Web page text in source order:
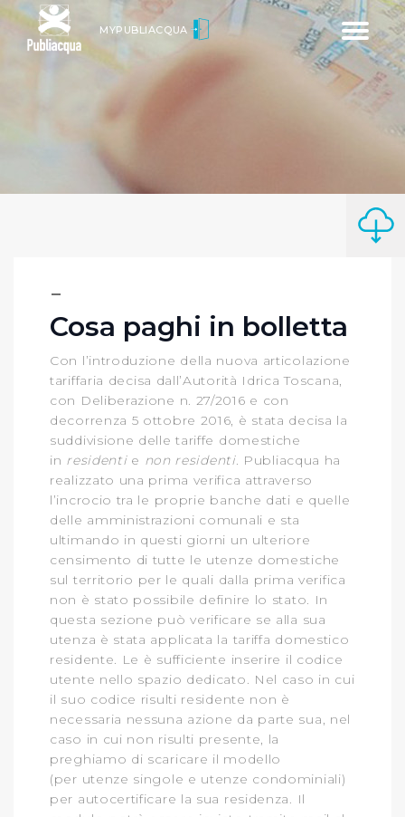
Toggle
MYPUBLIACQUA
Cosa paghi in bolletta
Con l’introduzione della nuova articolazione
tariffaria decisa dall’Autorità Idrica Toscana,
con Deliberazione n. 27/2016 e con
decorrenza 5 ottobre 2016, è stata decisa la
suddivisione delle tariffe domestiche
in residentie non residenti. Publiacqua ha
realizzato una prima verifica attraverso
l’incrocio tra le proprie banche dati e quelle
delle amministrazioni comunali e sta
ultimando in questi giorni un ulteriore
censimento di tutte le utenze domestiche
sul territorio per le quali dalla prima verifica
non è stato possibile definire lo stato. In
questa sezione può verificare se alla sua
utenza è stata applicata la tariffa domestico
residente. Le è sufficiente inserire il codice
utente nello spazio dedicato. Nel caso in cui
il suo codice risulti residente non è
necessaria nessuna azione da parte sua, nel
caso in cui non risulti presente, la
preghiamo di scaricare il modello
(per utenze singole e utenze condominiali)
per autocertificare la sua residenza. Il